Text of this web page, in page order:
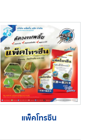
แพ็คโทรซีน